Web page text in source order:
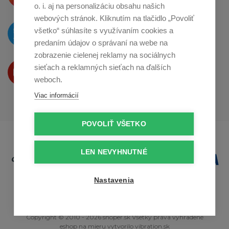
O novinkách píšeme
na Twitteri
Produkty Vám predstavujeme
naYoutube
Copyright © 2010 - 2026 snoper.sk Všetky práva vyhradené
eshop na mieru vytvorilo vibration.sk
o. i. aj na personalizáciu obsahu našich
webových stránok. Kliknutím na tlačidlo „Povoliť
všetko“ súhlasíte s využívaním cookies a
predaním údajov o správaní na webe na
zobrazenie cielenej reklamy na sociálnych
sieťach a reklamných sieťach na ďalších
weboch.
Viac informácií
POVOLIŤ VŠETKO
LEN NEVYHNUTNÉ
Nastavenia